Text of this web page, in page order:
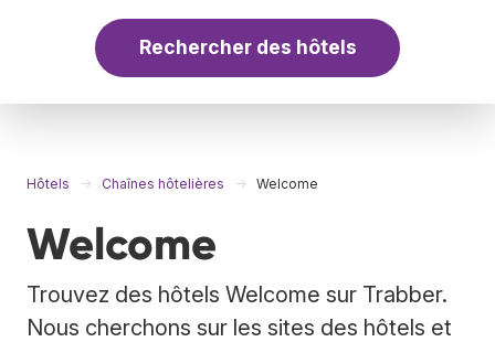
Rechercher des hôtels
Hôtels Chaînes hôtelières Welcome
Welcome
Trouvez des hôtels Welcome sur Trabber.
Nous cherchons sur les sites des hôtels et